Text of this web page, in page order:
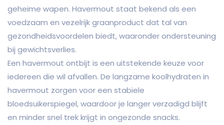
geheime wapen. Havermout staat bekend als een
voedzaam en vezelrijk graanproduct dat tal van
gezondheidsvoordelen biedt, waaronder ondersteuning
bij gewichtsverlies.
Een havermout ontbijt is een uitstekende keuze voor
iedereen die wil afvallen. De langzame koolhydraten in
havermout zorgen voor een stabiele
bloedsuikerspiegel, waardoor je langer verzadigd blijft
en minder snel trek krijgt in ongezonde snacks.